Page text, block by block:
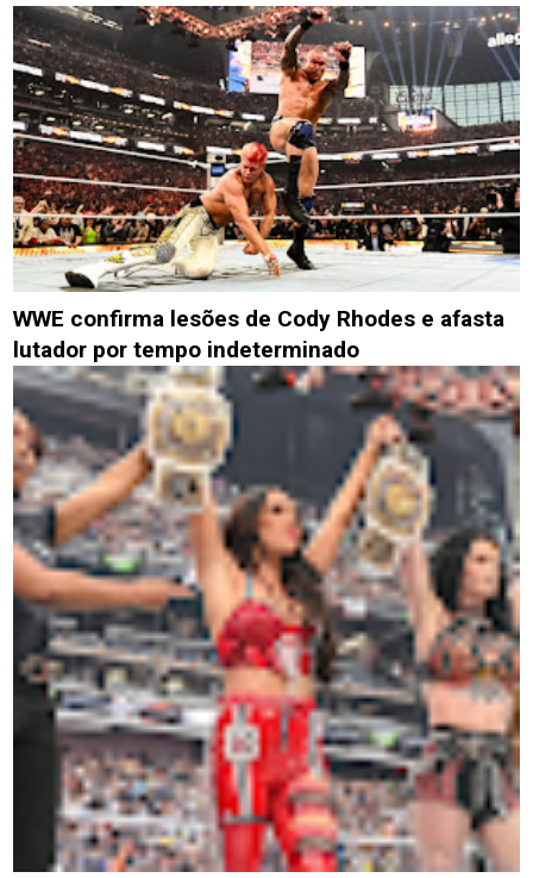
WWE confirma lesões de Cody Rhodes e afasta
lutador por tempo indeterminado